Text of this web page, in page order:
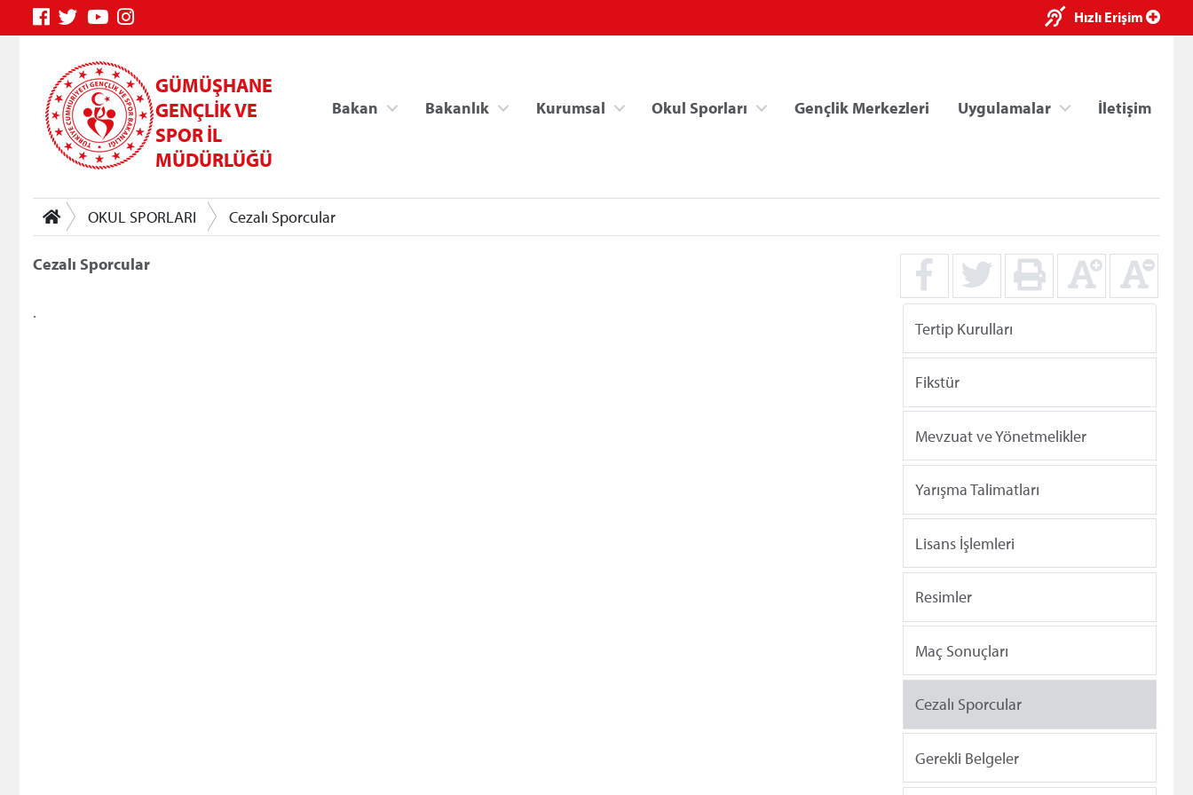
Hızlı Erişim
GÜMÜŞHANE
GENÇLİK VE
SPOR İL
MÜDÜRLÜĞÜ
Bakan Bakanlık Kurumsal Okul Sporları Gençlik Merkezleri Uygulamalar İletişim
OKUL SPORLARI Cezalı Sporcular
Cezalı Sporcular
.
Tertip Kurulları
Fikstür
Mevzuat ve Yönetmelikler
Yarışma Talimatları
Lisans İşlemleri
Resimler
Maç Sonuçları
Cezalı Sporcular
Gerekli Belgeler
×